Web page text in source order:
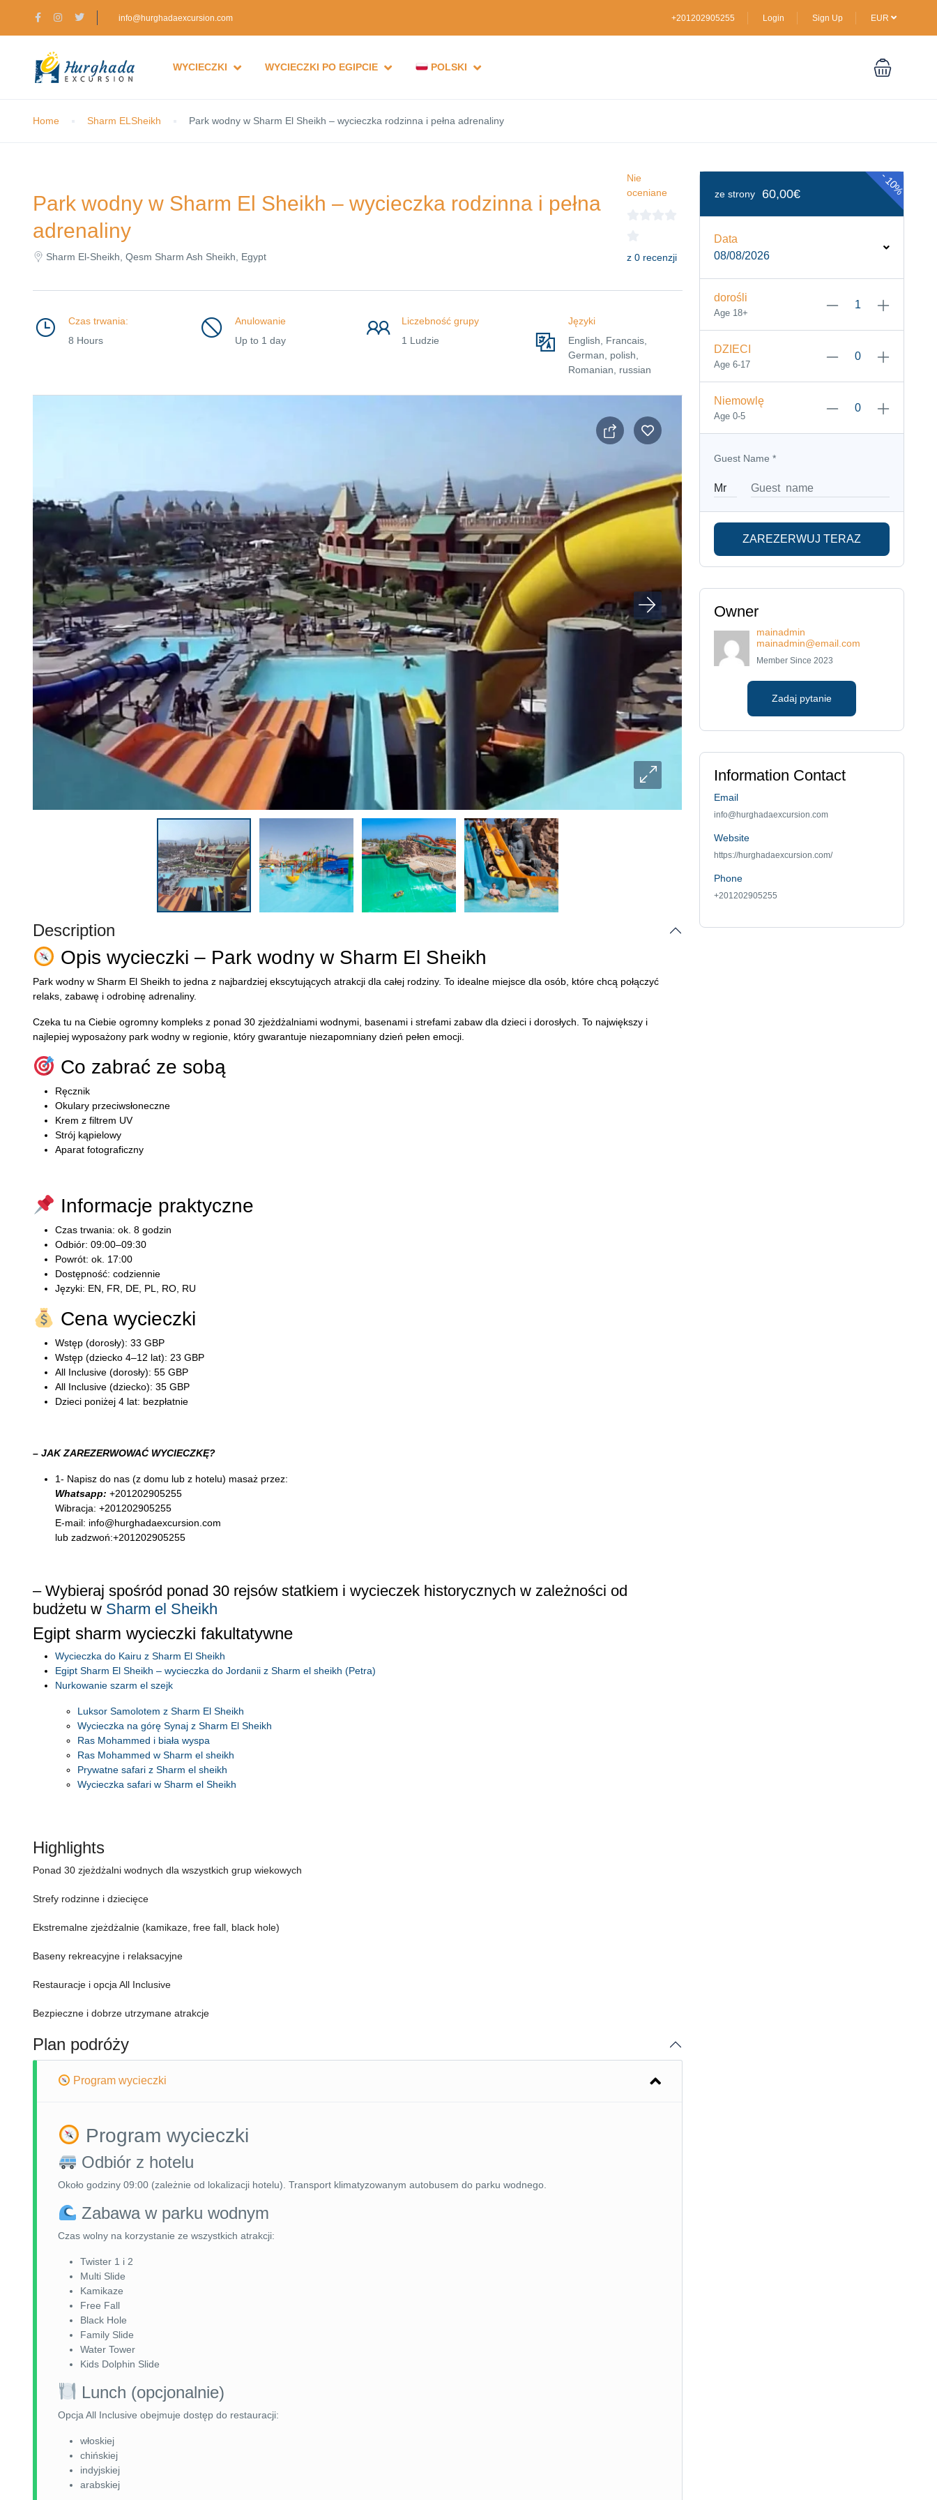
info@hurghadaexcursion.com +201202905255 Login Sign Up EUR
WYCIECZKI WYCIECZKI PO EGIPCIE POLSKI
Home Sharm ELSheikh Park wodny w Sharm El Sheikh – wycieczka rodzinna i pełna adrenaliny
Park wodny w Sharm El Sheikh – wycieczka rodzinna i pełna
adrenaliny
Sharm El-Sheikh, Qesm Sharm Ash Sheikh, Egypt
Nie
oceniane
z 0 recenzji
Czas trwania:
8 Hours
Anulowanie
Up to 1 day
Liczebność grupy
1 Ludzie
Języki
English, Francais,
German, polish,
Romanian, russian
Description
Opis wycieczki – Park wodny w Sharm El Sheikh
Park wodny w Sharm El Sheikh to jedna z najbardziej ekscytujących atrakcji dla całej rodziny. To idealne miejsce dla osób, które chcą połączyć
relaks, zabawę i odrobinę adrenaliny.
Czeka tu na Ciebie ogromny kompleks z ponad 30 zjeżdżalniami wodnymi, basenami i strefami zabaw dla dzieci i dorosłych. To największy i
najlepiej wyposażony park wodny w regionie, który gwarantuje niezapomniany dzień pełen emocji.
Co zabrać ze sobą
Ręcznik
Okulary przeciwsłoneczne
Krem z filtrem UV
Strój kąpielowy
Aparat fotograficzny
Informacje praktyczne
Czas trwania: ok. 8 godzin
Odbiór: 09:00–09:30
Powrót: ok. 17:00
Dostępność: codziennie
Języki: EN, FR, DE, PL, RO, RU
Cena wycieczki
Wstęp (dorosły): 33 GBP
Wstęp (dziecko 4–12 lat): 23 GBP
All Inclusive (dorosły): 55 GBP
All Inclusive (dziecko): 35 GBP
Dzieci poniżej 4 lat: bezpłatnie
– JAK ZAREZERWOWAĆ WYCIECZKĘ?
1- Napisz do nas (z domu lub z hotelu) masaż przez:
Whatsapp: +201202905255
Wibracja: +201202905255
E-mail: info@hurghadaexcursion.com
lub zadzwoń:+201202905255
– Wybieraj spośród ponad 30 rejsów statkiem i wycieczek historycznych w zależności od
budżetu w Sharm el Sheikh
Egipt sharm wycieczki fakultatywne
Wycieczka do Kairu z Sharm El Sheikh
Egipt Sharm El Sheikh – wycieczka do Jordanii z Sharm el sheikh (Petra)
Nurkowanie szarm el szejk
Luksor Samolotem z Sharm El Sheikh
Wycieczka na górę Synaj z Sharm El Sheikh
Ras Mohammed i biała wyspa
Ras Mohammed w Sharm el sheikh
Prywatne safari z Sharm el sheikh
Wycieczka safari w Sharm el Sheikh
Highlights
Ponad 30 zjeżdżalni wodnych dla wszystkich grup wiekowych
Strefy rodzinne i dziecięce
Ekstremalne zjeżdżalnie (kamikaze, free fall, black hole)
Baseny rekreacyjne i relaksacyjne
Restauracje i opcja All Inclusive
Bezpieczne i dobrze utrzymane atrakcje
Plan podróży
Program wycieczki
Program wycieczki
Odbiór z hotelu
Około godziny 09:00 (zależnie od lokalizacji hotelu). Transport klimatyzowanym autobusem do parku wodnego.
Zabawa w parku wodnym
Czas wolny na korzystanie ze wszystkich atrakcji:
Twister 1 i 2
Multi Slide
Kamikaze
Free Fall
Black Hole
Family Slide
Water Tower
Kids Dolphin Slide
Lunch (opcjonalnie)
Opcja All Inclusive obejmuje dostęp do restauracji:
włoskiej
chińskiej
indyjskiej
arabskiej
-
10%
ze strony 60,00€
Data
08/08/2026
dorośli
Age 18+
DZIECI
Age 6-17
Niemowlę
Age 0-5
Guest Name *
ZAREZERWUJ TERAZ
Owner
mainadmin
mainadmin@email.com
Member Since 2023
Zadaj pytanie
Information Contact
Email
info@hurghadaexcursion.com
Website
https://hurghadaexcursion.com/
Phone
+201202905255